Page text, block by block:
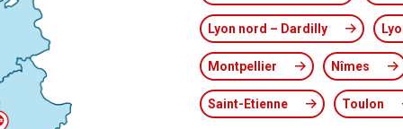
Lyon nord – Dardilly
Montpellier Nîmes
Saint-Etienne Toulon